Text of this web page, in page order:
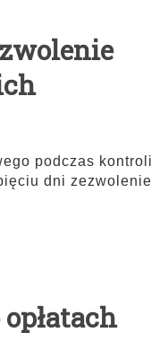
podczas kontroli
dni zezwolenie